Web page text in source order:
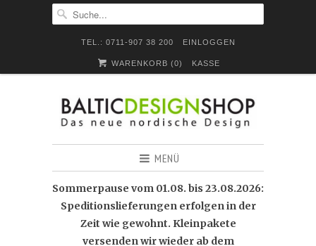
TEL.: 0711-907 38 200 EINLOGGEN
WARENKORB (0) KASSE
MENÜ
Sommerpause vom 01.08. bis 23.08.2026:
Speditionslieferungen erfolgen in der
Zeit wie gewohnt. Kleinpakete
versenden wir wieder ab dem